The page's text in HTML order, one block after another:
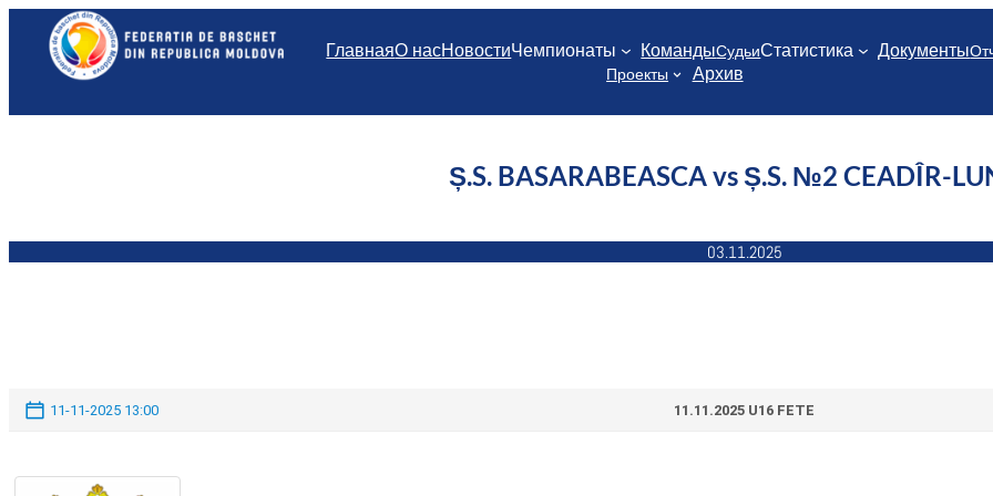
Перейти
содержимому
ГлавнаяО насНовостиЧемпионаты КомандыСудьиСтатистика Документы
Проекты
Архив
Ș.S. BASARABEASCA vs Ș.S. №2 CEADÎR-
03.11.2025
11-11-2025 13:00 11.11.2025 U16 FETE